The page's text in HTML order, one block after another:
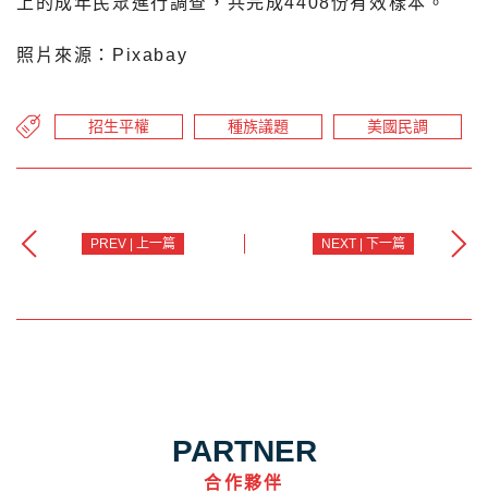
照片來源：Pixabay
招生平權 種族議題 美國民調
PREV | 上一篇 NEXT | 下一篇
PARTNER
合作夥伴